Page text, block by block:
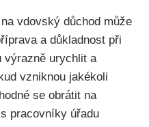
vdovský důchod může
a důkladnost při
výrazně urychlit a
vzniknou jakékoli
se obrátit na
pracovníky úřadu